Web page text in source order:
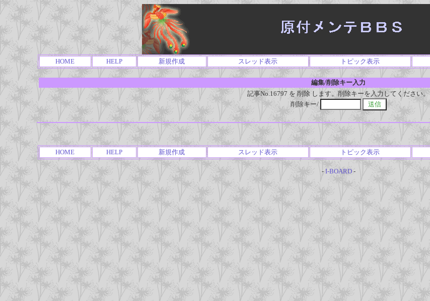
HOME HELP 新規作成 スレッド表示 トピック表示
編集/削除キー入力
記事No.16797 を 削除 します。削除キーを入力してください。
削除キー/
HOME HELP 新規作成 スレッド表示 トピック表示
- I-BOARD-